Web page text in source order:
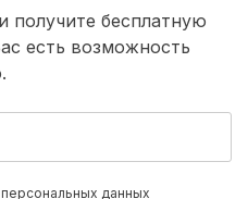
получите бесплатную
есть возможность
персональных данных